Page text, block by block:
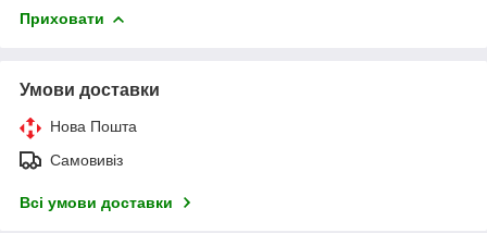
Приховати
Умови доставки
Нова Пошта
Самовивіз
Всі умови доставки